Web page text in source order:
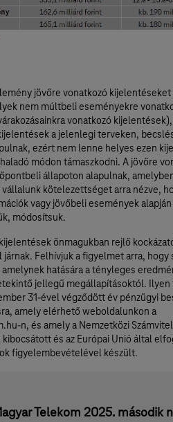
jövőre vonatkozó kijelentéseket
nem múltbeli eseményekre
vonatkozó
a jelenlegi terveken,
ezért nem lenne helyes ezen
módon támaszkodni. A jövőre
állapoton alapulnak,
vállalunk kötelezettséget arra nézve,
vagy jövőbeli események
módosítsuk.
önmagukban rejlő
járnak. Felhívjuk a figyelmet arra, hogy
hatására a tényleges
jellegű megállapításoktól. Ilyen
31-ével végződött év pénzügyi
amely elérhető weboldalunkon a
n, és amely a Nemzetközi
kibocsátott és az Európai Unió által
figyelembevételével készült.
Telekom 2025. második